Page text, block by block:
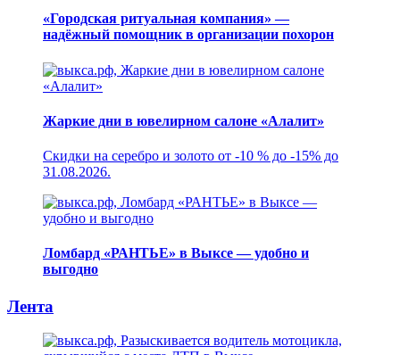
«Городская ритуальная компания» —
надёжный помощник в организации похорон
Жаркие дни в ювелирном салоне «Алалит»
Скидки на серебро и золото от -10 % до -15% до
31.08.2026.
Ломбард «РАНТЬЕ» в Выксе — удобно и
выгодно
Лента